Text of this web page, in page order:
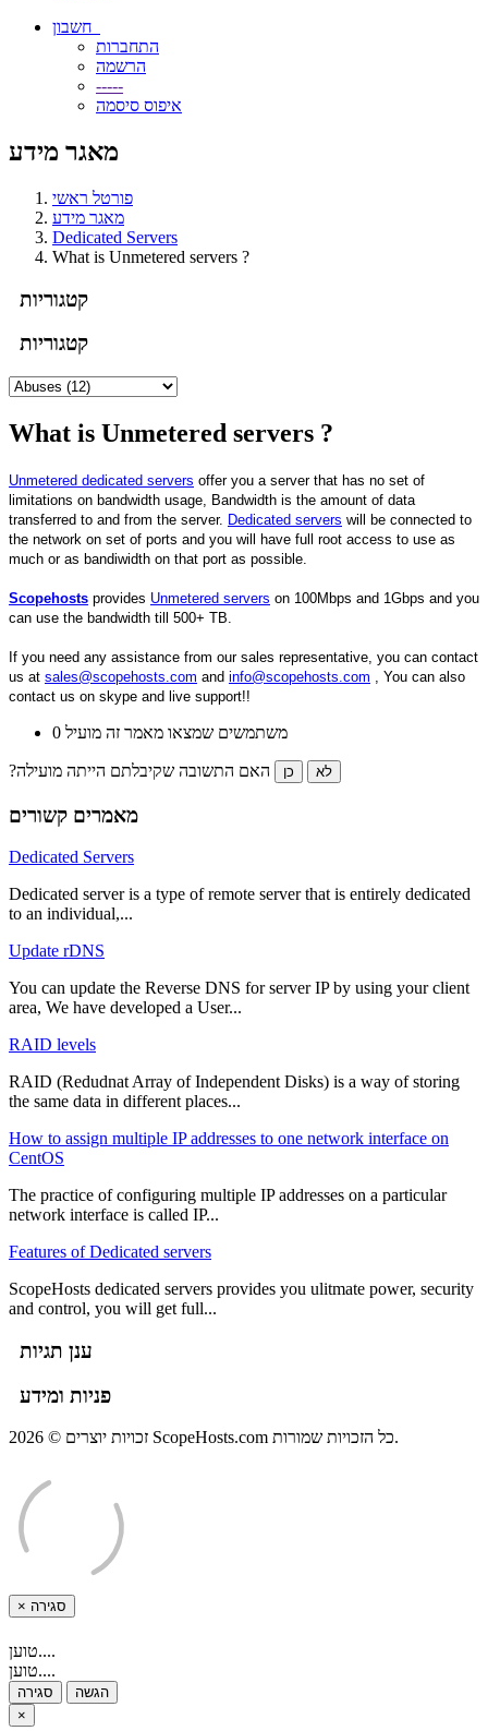
התחברות
הרשמה
-----
איפוס סיסמה
מאגר מידע
פורטל ראשי
מאגר מידע
Dedicated Servers
What is Unmetered servers ?
קטגוריות
קטגוריות
What is Unmetered servers ?
Unmetered dedicated servers offer you a server that has no set of
limitations on bandwidth usage, Bandwidth is the amount of data
transferred to and from the server. Dedicated servers will be connected to
the network on set of ports and you will have full root access to use as
much or as bandiwidth on that port as possible.
Scopehosts provides Unmetered servers on 100Mbps and 1Gbps and you
can use the bandwidth till 500+ TB.
If you need any assistance from our sales representative, you can contact
us at sales@scopehosts.com and info@scopehosts.com , You can also
contact us on skype and live support!!
0 משתמשים שמצאו מאמר זה מועיל
כן לא
מאמרים קשורים
Dedicated Servers
Dedicated server is a type of remote server that is entirely dedicated
to an individual,...
Update rDNS
You can update the Reverse DNS for server IP by using your client
area, We have developed a User...
RAID levels
RAID (Redudnat Array of Independent Disks) is a way of storing
the same data in different places...
How to assign multiple IP addresses to one network interface on
CentOS
The practice of configuring multiple IP addresses on a particular
network interface is called IP...
Features of Dedicated servers
ScopeHosts dedicated servers provides you ulitmate power, security
and control, you will get full...
ענן תגיות
פניות ומידע
זכויות יוצרים © 2026 ScopeHosts.com כל הזכויות שמורות.
× סגירה
טוען....
טוען....
סגירה
הגשה
×